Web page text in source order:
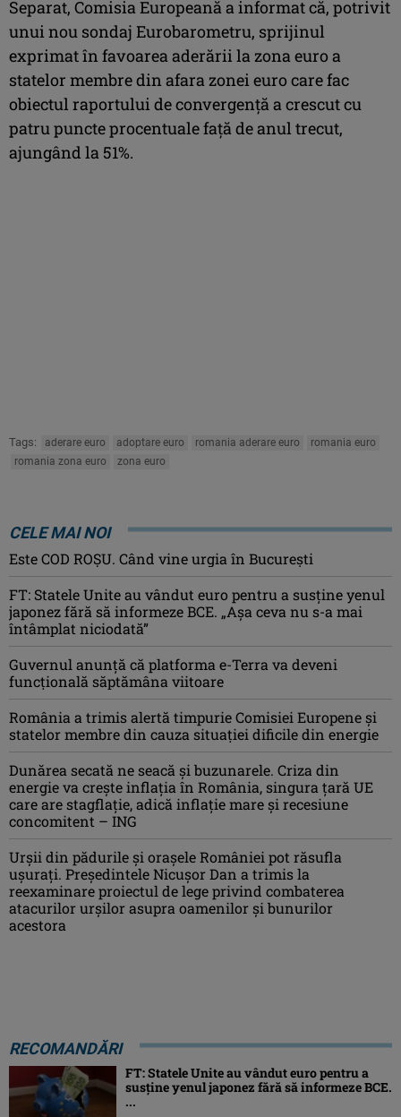
Separat, Comisia Europeană a informat că, potrivit
unui nou sondaj Eurobarometru, sprijinul
exprimat în favoarea aderării la zona euro a
statelor membre din afara zonei euro care fac
obiectul raportului de convergenţă a crescut cu
patru puncte procentuale faţă de anul trecut,
ajungând la 51%.
Tags: aderare euro adoptare euro romania aderare euro
romania euro
romania zona euro
zona euro
CELE MAI NOI
Este COD ROŞU. Când vine urgia în Bucureşti
FT: Statele Unite au vândut euro pentru a susține yenul
japonez fără să informeze BCE. „Așa ceva nu s-a mai
întâmplat niciodată”
Guvernul anunță că platforma e-Terra va deveni
funcţională săptămâna viitoare
România a trimis alertă timpurie Comisiei Europene și
statelor membre din cauza situației dificile din energie
Dunărea secată ne seacă și buzunarele. Criza din
energie va crește inflația în România, singura țară UE
care are stagflație, adică inflație mare și recesiune
concomitent – ING
Urșii din pădurile și orașele României pot răsufla
ușurați. Președintele Nicușor Dan a trimis la
reexaminare proiectul de lege privind combaterea
atacurilor urșilor asupra oamenilor și bunurilor
acestora
RECOMANDĂRI
FT: Statele Unite au vândut euro pentru a
susține yenul japonez fără să informeze BCE.
...